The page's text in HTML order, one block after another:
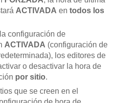
ACTIVADA en todos los
configuración de
ACTIVADA (configuración de
los editores de
o desactivar la hora de
por sitio.
que se creen en el